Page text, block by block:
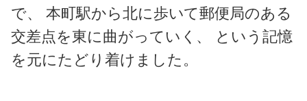
で、 本町駅から北に歩いて郵便局のある
交差点を東に曲がっていく、 という記憶
を元にたどり着けました。